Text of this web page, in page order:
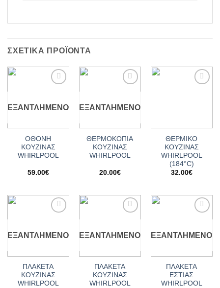
ΣΧΕΤΙΚΆ ΠΡΟΪΌΝΤΑ
ΕΞΑΝΤΛΗΜΈΝΟ
ΟΘΟΝΗ
ΚΟΥΖΙΝΑΣ
WHIRLPOOL
59.00€
ΕΞΑΝΤΛΗΜΈΝΟ
ΘΕΡΜΟΚΟΠΙΑ
ΚΟΥΖΙΝΑΣ
WHIRLPOOL
20.00€
ΘΕΡΜΙΚΟ
ΚΟΥΖΙΝΑΣ
WHIRLPOOL
(184°C)
32.00€
ΕΞΑΝΤΛΗΜΈΝΟ
ΠΛΑΚΕΤΑ
ΚΟΥΖΙΝΑΣ
WHIRLPOOL
ΕΞΑΝΤΛΗΜΈΝΟ
ΠΛΑΚΕΤΑ
ΚΟΥΖΙΝΑΣ
WHIRLPOOL
ΕΞΑΝΤΛΗΜΈΝΟ
ΠΛΑΚΕΤΑ
ΕΣΤΙΑΣ
WHIRLPOOL